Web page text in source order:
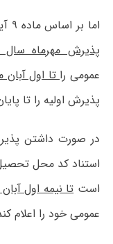
اما بر اساس ماده ۹ آیین نامه جدید دانشگاه موظف است
پذیرش مهرماه
عمومی راتا اول
پذیرش اولیه را تا
در صورت داشتن
استناد کد محل
استتا نیمه اول
عمومی خود را اعلام